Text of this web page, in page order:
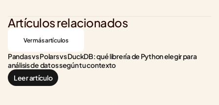
Artículos relacionados
Ver más artículos
Pandas vs Polars vs DuckDB: qué librería de Python elegir para
análisis de datos según tu contexto
Leer artículo